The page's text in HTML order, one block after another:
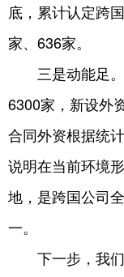
底，累计认定跨
家、636家。
三是动能足。
6300家，新设外
合同外资根据统
说明在当前环境
地，是跨国公司
一。
下一步，我们